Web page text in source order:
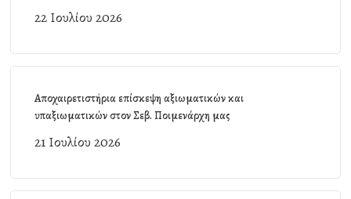
22 Ιουλίου 2026
Αποχαιρετιστήρια επίσκεψη αξιωματικών και
υπαξιωματικών στον Σεβ. Ποιμενάρχη μας
21 Ιουλίου 2026